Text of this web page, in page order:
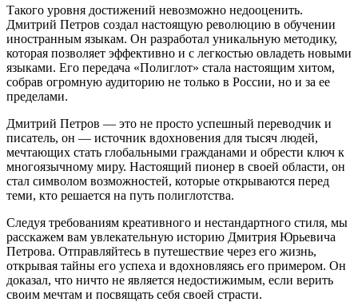
Такого уровня достижений невозможно недооценить.
Дмитрий Петров создал настоящую революцию в обучении
иностранным языкам. Он разработал уникальную методику,
которая позволяет эффективно и с легкостью овладеть новыми
языками. Его передача «Полиглот» стала настоящим хитом,
собрав огромную аудиторию не только в России, но и за ее
пределами.
Дмитрий Петров — это не просто успешный переводчик и
писатель, он — источник вдохновения для тысяч людей,
мечтающих стать глобальными гражданами и обрести ключ к
многоязычному миру. Настоящий пионер в своей области, он
стал символом возможностей, которые открываются перед
теми, кто решается на путь полиглотства.
Следуя требованиям креативного и нестандартного стиля, мы
расскажем вам увлекательную историю Дмитрия Юрьевича
Петрова. Отправляйтесь в путешествие через его жизнь,
открывая тайны его успеха и вдохновляясь его примером. Он
доказал, что ничто не является недостижимым, если верить
своим мечтам и посвящать себя своей страсти.